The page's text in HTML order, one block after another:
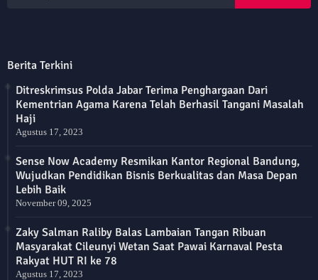
Berita Terkini
Ditreskrimsus Polda Jabar Terima Penghargaan Dari
Kementrian Agama Karena Telah Berhasil Tangani Masalah
Haji
Agustus 17, 2023
Sense Now Academy Resmikan Kantor Regional Bandung,
Wujudkan Pendidikan Bisnis Berkualitas dan Masa Depan
Lebih Baik
November 09, 2025
Zaky Salman Raliby Balas Lambaian Tangan Ribuan
Masyarakat Cileunyi Wetan Saat Pawai Karnaval Pesta
Rakyat HUT RI ke 78
Agustus 17, 2023